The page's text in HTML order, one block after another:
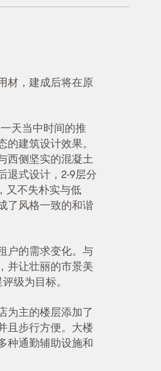
材，建成后将在原
天当中时间的推
建筑设计效果。
西侧坚实的混凝土
退式设计，2-9层分
又不失朴实与低
了风格一致的和谐
户的需求变化。与
并让壮丽的市景美
级为目标。
为主的楼层添加了
且步行方便。大楼
种通勤辅助设施和